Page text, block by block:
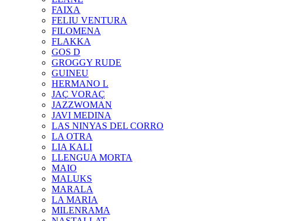
FAIXA
FELIU VENTURA
FILOMENA
FLAKKA
GOS D
GROGGY RUDE
GUINEU
HERMANO L
JAÇ VORAÇ
JAZZWOMAN
JAVI MEDINA
LAS NINYAS DEL CORRO
LA OTRA
LIA KALI
LLENGUA MORTA
MAIO
MALUKS
MARALA
LA MARIA
MILENRAMA